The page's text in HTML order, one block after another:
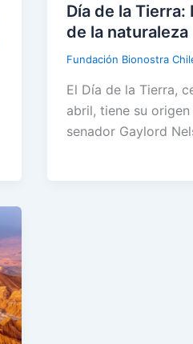
Día de la
de la naturaleza
Fundación Bionostra
El Día de la Tierra,
abril, tiene su
senador Gaylord